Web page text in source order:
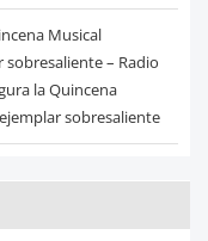
Musical
– Radio
la Quincena
sobresaliente